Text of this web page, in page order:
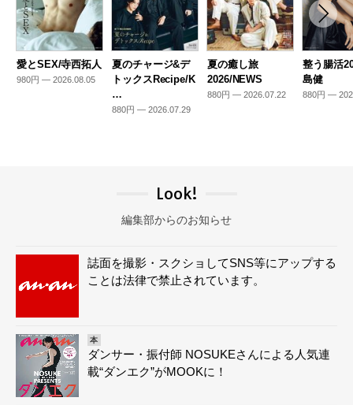
愛とSEX/寺西拓人
980円 — 2026.08.05
夏のチャージ&デ
トックスRecipe/K
…
880円 — 2026.07.29
夏の癒し旅
2026/NEWS
880円 — 2026.07.22
整う腸活
島健
880円 —
Look!
編集部からのお知らせ
誌面を撮影・スクショしてSNS等にアップする
ことは法律で禁止されています。
本
ダンサー・振付師 NOSUKEさんによる人気連
載“ダンエク”がMOOKに！